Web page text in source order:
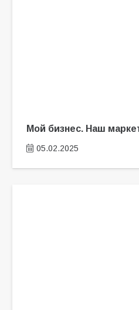
Мой бизнес. Наш
05.02.2025